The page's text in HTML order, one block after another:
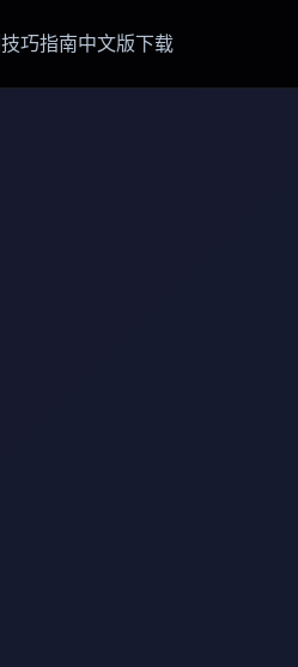
技巧指南中文版下载